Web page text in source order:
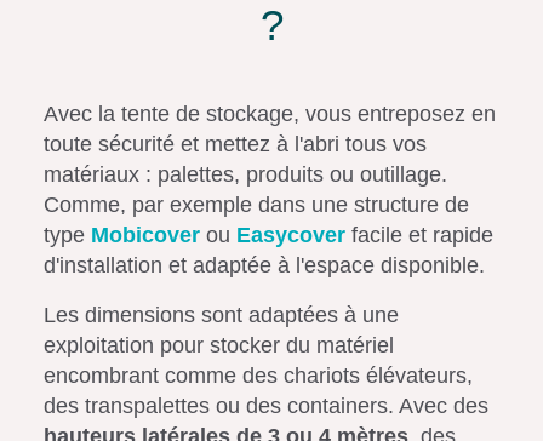
?
Avec la tente de stockage, vous entreposez en
toute sécurité et mettez à l'abri tous vos
matériaux : palettes, produits ou outillage.
Comme, par exemple dans une structure de
type Mobicoverou Easycoverfacile et rapide
d'installation et adaptée à l'espace disponible.
Les dimensions sont adaptées à une
exploitation pour stocker du matériel
encombrant comme des chariots élévateurs,
des transpalettes ou des containers. Avec des